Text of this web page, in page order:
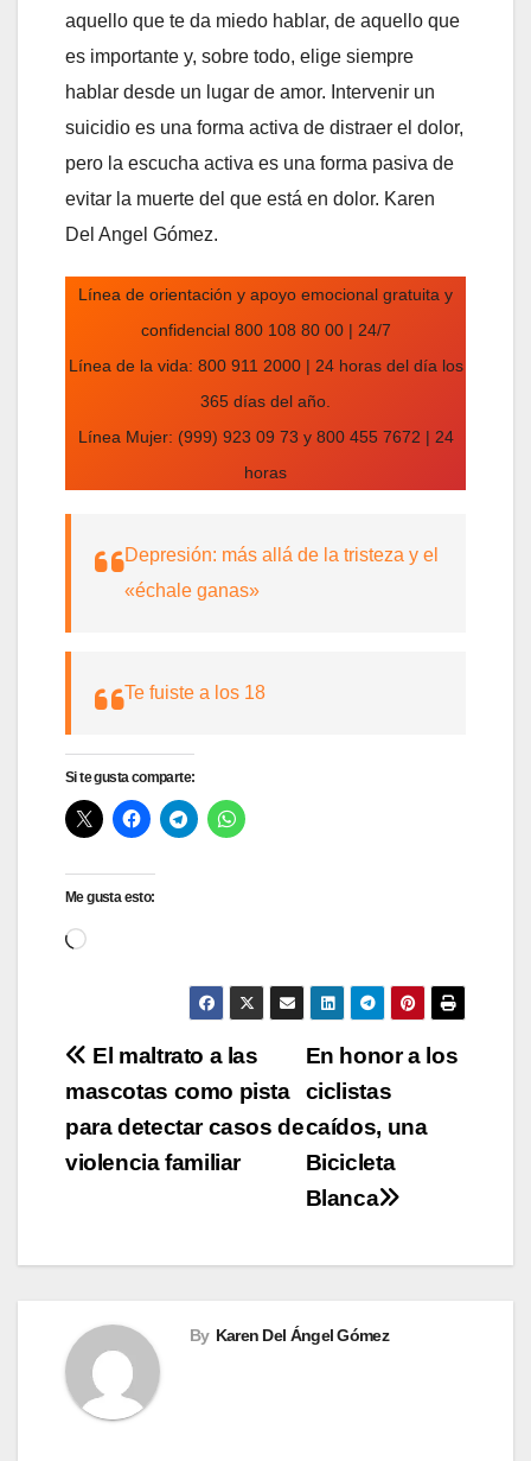
aquello que te da miedo hablar, de aquello que
es importante y, sobre todo, elige siempre
hablar desde un lugar de amor. Intervenir un
suicidio es una forma activa de distraer el dolor,
pero la escucha activa es una forma pasiva de
evitar la muerte del que está en dolor. Karen
Del Angel Gómez.
Línea de orientación y apoyo emocional gratuita y
confidencial 800 108 80 00 | 24/7
Línea de la vida: 800 911 2000 | 24 horas del día los
365 días del año.
Línea Mujer: (999) 923 09 73 y 800 455 7672 | 24
horas
Depresión: más allá de la tristeza y el
«échale ganas»
Te fuiste a los 18
Si te gusta comparte:
Me gusta esto:
Cargando...
Navegación
de
entradas
En honor a los
ciclistas
caídos, una
Bicicleta
Blanca
El maltrato a las
mascotas como pista
para detectar casos de
violencia familiar
By Karen Del Ángel Gómez